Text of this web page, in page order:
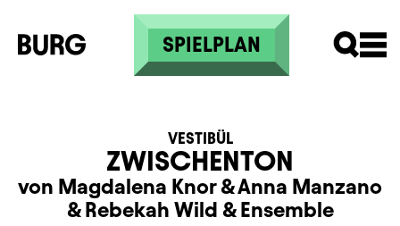
Direkt zum Inhalt
SPIELPLAN
ZWISCHENTON
VESTIBÜL
von Magdalena Knor&Anna Manzano
&Rebekah Wild &Ensemble